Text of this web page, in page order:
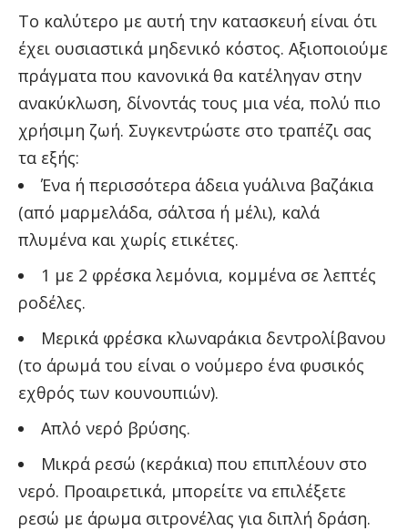
Το καλύτερο με αυτή την κατασκευή είναι ότι
έχει ουσιαστικά μηδενικό κόστος. Αξιοποιούμε
πράγματα που κανονικά θα κατέληγαν στην
ανακύκλωση, δίνοντάς τους μια νέα, πολύ πιο
χρήσιμη ζωή. Συγκεντρώστε στο τραπέζι σας
τα εξής:
Ένα ή περισσότερα άδεια γυάλινα βαζάκια
(από μαρμελάδα, σάλτσα ή μέλι), καλά
πλυμένα και χωρίς ετικέτες.
1 με 2 φρέσκα λεμόνια, κομμένα σε λεπτές
ροδέλες.
Μερικά φρέσκα κλωναράκια δεντρολίβανου
(το άρωμά του είναι ο νούμερο ένα φυσικός
εχθρός των κουνουπιών).
Απλό νερό βρύσης.
Μικρά ρεσώ (κεράκια) που επιπλέουν στο
νερό. Προαιρετικά, μπορείτε να επιλέξετε
ρεσώ με άρωμα σιτρονέλας για διπλή δράση.